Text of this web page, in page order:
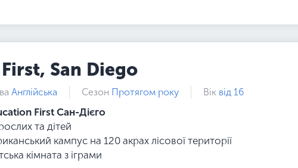
San Diego
Англійська Сезон Протягом року Вік від 16
First Сан-Дієго
та дітей
кампус на 120 акрах лісової території
кімната з іграми